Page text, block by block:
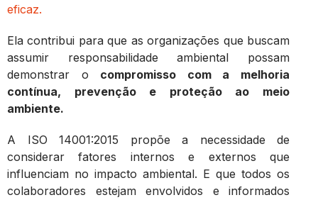
eficaz.
Ela contribui para que as organizações que buscam
assumir responsabilidade ambiental possam
demonstrar o compromisso com a melhoria
contínua, prevenção e proteção ao meio
ambiente.
A ISO 14001:2015 propõe a necessidade de
considerar fatores internos e externos que
influenciam no impacto ambiental. E que todos os
colaboradores estejam envolvidos e informados